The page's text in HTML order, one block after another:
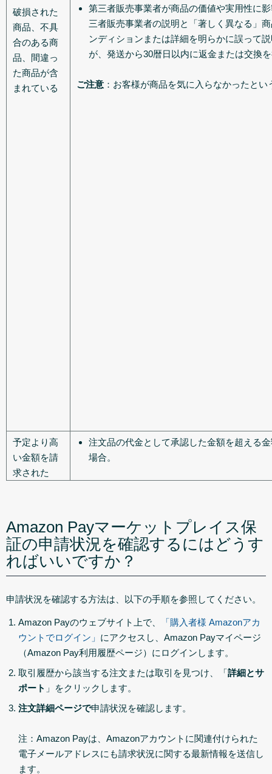
破損された
商品、不具
合のある商
品、間違っ
た商品が含
まれている
第三者販売事業者が商品の価値や実用性に
三者販売事業者の説明と「著しく異なる」
ンディションまたは詳細を明らかに誤って
が、発送から30暦日以内に返金または交換
ご注意 ：お客様が商品を気に入らなかったと
予定より高
い金額を請
求された
注文品の代金として承認した金額を超える
場合。
Amazon Payマーケットプレイス保
証の申請状況を確認するにはどうす
ればいいですか？
申請状況を確認する方法は、以下の手順を参照してください。
Amazon Payのウェブサイト上で、
「購入者様 Amazonアカ
ウントでログイン」 にアクセスし、Amazon Payマイページ
（Amazon Pay利用履歴ページ）にログインします。
取引履歴から該当する注文または取引を見つけ、「詳細とサ
ポート 」をクリックします。
注文詳細ページで申請状況を確認します。
注：Amazon Payは、Amazonアカウントに関連付けられた
電子メールアドレスにも請求状況に関する最新情報を送信し
ます。